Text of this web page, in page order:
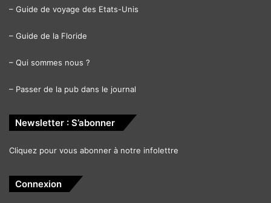
– Guide de voyage des Etats-Unis
– Guide de la Floride
– Qui sommes nous ?
– Passer de la pub dans le journal
Newsletter : S’abonner
Cliquez pour vous abonner à notre infolettre
Connexion